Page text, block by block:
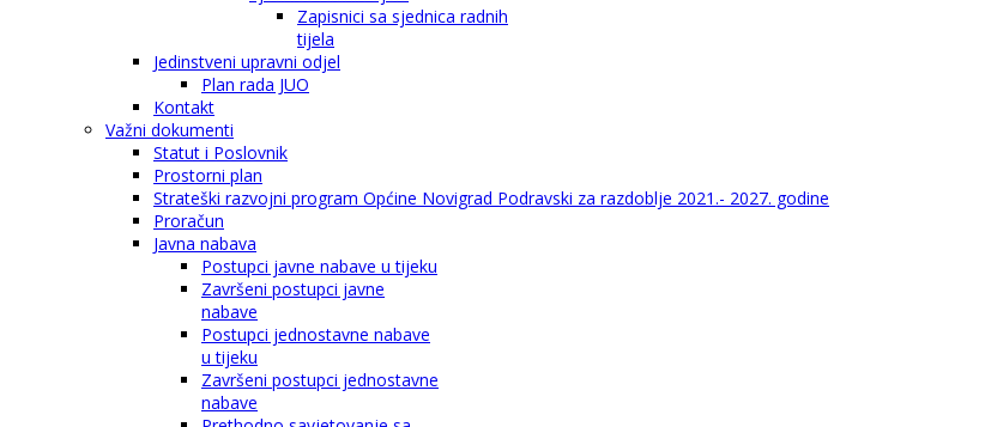
Zapisnici sa sjednica radnih
tijela
Jedinstveni upravni odjel
Plan rada JUO
Kontakt
Važni dokumenti
Statut i Poslovnik
Prostorni plan
Strateški razvojni program Općine Novigrad Podravski za razdoblje 2021.- 2027. godine
Proračun
Javna nabava
Postupci javne nabave u tijeku
Završeni postupci javne
nabave
Postupci jednostavne nabave
u tijeku
Završeni postupci jednostavne
nabave